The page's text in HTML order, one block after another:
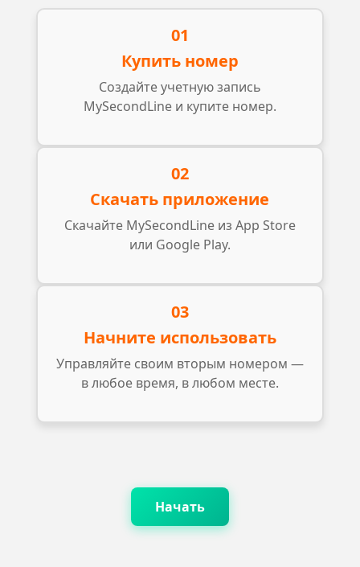
01
Купить номер
Создайте учетную запись
MySecondLine и купите номер.
02
Скачать приложение
Скачайте MySecondLine из App Store
или Google Play.
03
Начните использовать
Управляйте своим вторым номером —
в любое время, в любом месте.
Начать